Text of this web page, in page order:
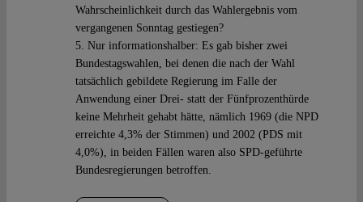
Wahrscheinlichkeit durch das Wahlergebnis vom
vergangenen Sonntag gestiegen?
5. Nur informationshalber: Es gab bisher zwei
Bundestagswahlen, bei denen die nach der Wahl
tatsächlich gebildete Regierung im Falle der
Anwendung einer Drei- statt der Fünfprozenthürde
keine Mehrheit gehabt hätte, nämlich 1969 (die NPD
erreichte 4,3% der Stimmen) und 2002 (PDS mit
4,0%), in beiden Fällen waren also SPD-geführte
Bundesregierungen betroffen.